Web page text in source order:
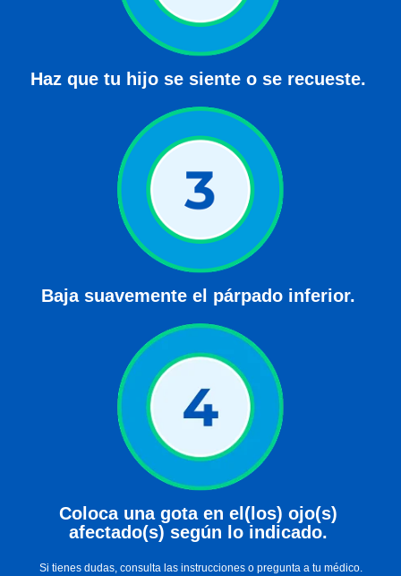
Haz que tu hijo se siente o se recueste.
Baja suavemente el párpado inferior.
Coloca una gota en el(los) ojo(s)
afectado(s) según lo indicado.
Si tienes dudas, consulta las instrucciones o pregunta a tu médico.